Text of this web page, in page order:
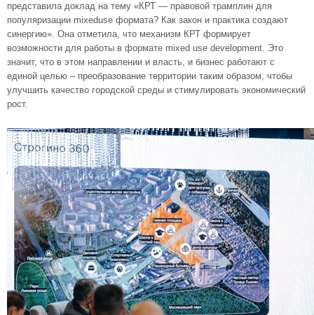
представила доклад на тему «КРТ — правовой трамплин для
популяризации mixeduse формата? Как закон и практика создают
синергию». Она отметила, что механизм КРТ формирует
возможности для работы в формате mixed use development. Это
значит, что в этом направлении и власть, и бизнес работают с
единой целью – преобразование территории таким образом, чтобы
улучшить качество городской среды и стимулировать экономический
рост.